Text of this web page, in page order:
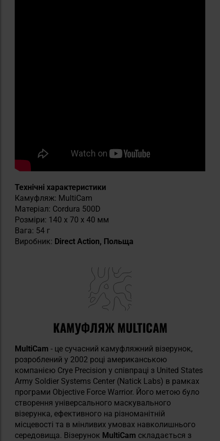
Технічні характеристики
Камуфляж: MultiCam
Матеріал: Cordura 500D
Розміри: 140 x 70 x 40 мм
Вага: 54 г
Виробник: Direct Action, Польща
КАМУФЛЯЖ MULTICAM
MultiCam - це сучасний камуфляжний візерунок,
розроблений у 2002 році американською
компанією Crye Precision у співпраці з United States
Army Soldier Systems Center (Natick Labs) в рамках
програми Objective Force Warrior. Його метою було
створення універсального маскувального
візерунка, ефективного на різноманітній
місцевості та в мінливих умовах навколишнього
середовища. Візерунок MultiCam складається з